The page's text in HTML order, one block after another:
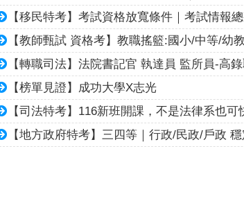
【移民特考】考試資格放寬條件｜考試情報
【教師甄試 資格考】教職搖籃:國小/中等/幼
【轉職司法】法院書記官 執達員 監所員-高錄
【榜單見證】成功大學X志光
【司法特考】116新班開課，不是法律系也可
【地方政府特考】三四等｜行政/民政/戶政